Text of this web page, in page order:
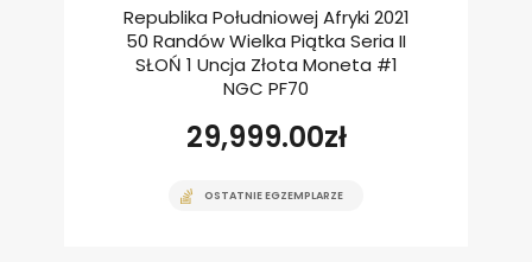
Republika Południowej Afryki 2021
50 Randów Wielka Piątka Seria II
SŁOŃ 1 Uncja Złota Moneta #1
NGC PF70
29,999.00zł
OSTATNIE EGZEMPLARZE